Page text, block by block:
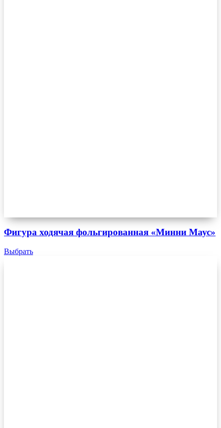
Фигура ходячая фольгированная «Минни Маус»
Выбрать